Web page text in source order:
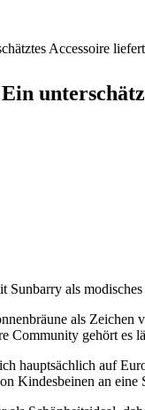
Accessoire
Sunbarry als
als
Community gehört es
hauptsächlich auf
Kindesbeinen an eine